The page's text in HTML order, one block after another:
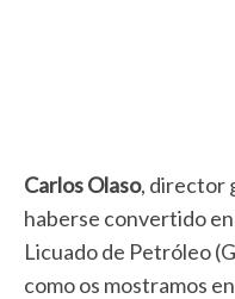
Carlos Olaso, director
haberse convertido
Licuado de Petróleo
como os mostramos